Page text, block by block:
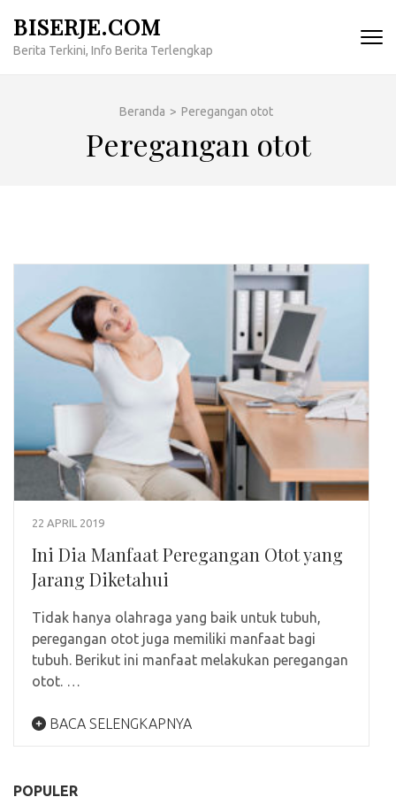
konten
BISERJE.COM
Berita Terkini, Info Berita Terlengkap
Beranda > Peregangan otot
Peregangan otot
22 APRIL 2019
Ini Dia Manfaat Peregangan Otot yang
Jarang Diketahui
Tidak hanya olahraga yang baik untuk tubuh,
peregangan otot juga memiliki manfaat bagi
tubuh. Berikut ini manfaat melakukan peregangan
otot. …
BACA SELENGKAPNYA
POPULER